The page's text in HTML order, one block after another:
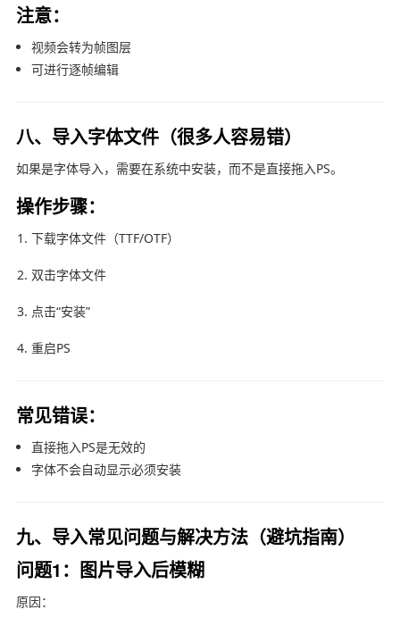
注意：
视频会转为帧图层
可进行逐帧编辑
八、导入字体文件（很多人容易错）
如果是字体导入，需要在系统中安装，而不是直接拖入PS。
操作步骤：
下载字体文件（TTF/OTF）
双击字体文件
点击“安装”
重启PS
常见错误：
直接拖入PS是无效的
字体不会自动显示必须安装
九、导入常见问题与解决方法（避坑指南）
问题1：图片导入后模糊
原因：